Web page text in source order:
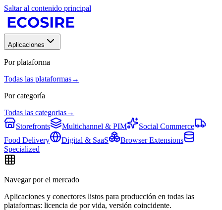
Saltar al contenido principal
Aplicaciones
Por plataforma
Todas las plataformas→
Por categoría
Todas las categorias→
Storefronts
Multichannel & PIM
Social Commerce
Food Delivery
Digital & SaaS
Browser Extensions
Specialized
Navegar por el mercado
Aplicaciones y conectores listos para producción en todas las
plataformas: licencia de por vida, versión coincidente.